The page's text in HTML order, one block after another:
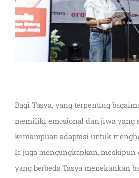
Bagi Tasya, yang terpenting
memiliki emosional dan jiwa yang
kemampuan adaptasi untuk
Ia juga mengungkapkan, meskipun
yang berbeda Tasya menekankan